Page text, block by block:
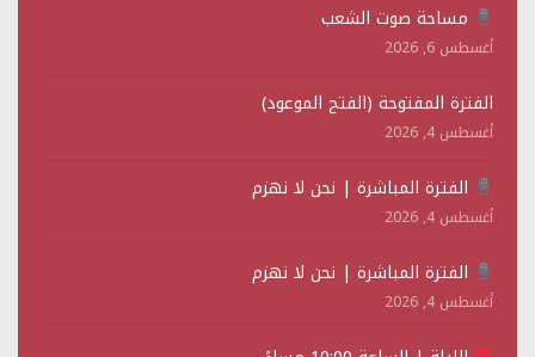
مساحة صوت الشعب
أغسطس 6, 2026
الفترة المفتوحة (الفتح الموعود)
أغسطس 4, 2026
الفترة المباشرة | نحن لا نهزم
أغسطس 4, 2026
الفترة المباشرة | نحن لا نهزم
أغسطس 4, 2026